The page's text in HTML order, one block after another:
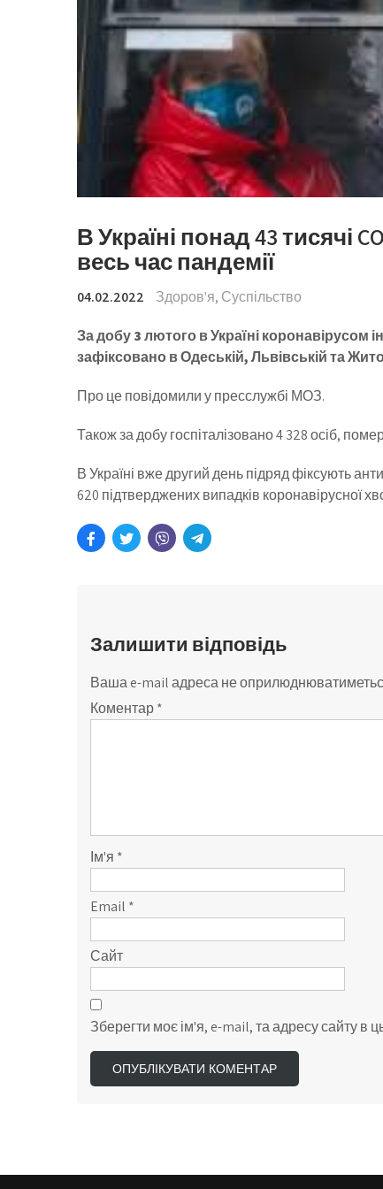
В Україні понад 43 тисячі
весь час пандемії
04.02.2022 Здоров'я, Суспільство
За добу 3 лютого в Україні коронавірусом
зафіксовано в Одеській, Львівській та
Про це повідомили у пресслужбі МОЗ.
Також за добу госпіталізовано 4 328 осіб,
В Україні вже другий день підряд фіксують
620 підтверджених випадків коронавірусної
Залишити відповідь
Ваша e-mail адреса не
Коментар*
Ім'я *
Email *
Сайт
Зберегти моє ім'я, e-mail, та адресу сайту в